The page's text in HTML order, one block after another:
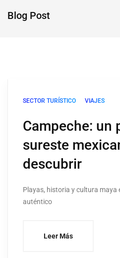
Blog Post
SECTOR TURÍSTICO VIAJES
Campeche: un
sureste
descubrir
Playas, historia y cultura maya
auténtico
Leer Más